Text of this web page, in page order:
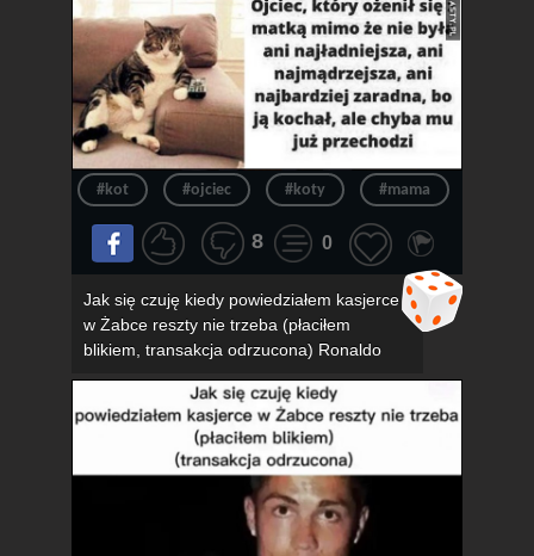
#kot #ojciec #koty #mama
8 0
Jak się czuję kiedy powiedziałem kasjerce
w Żabce reszty nie trzeba (płaciłem
blikiem, transakcja odrzucona) Ronaldo